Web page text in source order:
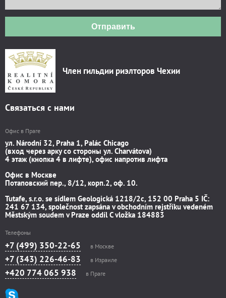
Отправить
Член гильдии риэлторов Чехии
Связаться с нами
Офис в Праге
ул. Národní 32, Praha 1, Palác Chicago
(вход через арку со стороны ул. Charvátova)
4 этаж (кнопка 4 в лифте), офис напротив лифта
Офис в Москве
Потаповский пер., 8/12, корп.2, оф. 10.
Tutafe, s.r.o. se sídlem Geologická 1218/2c, 152 00 Praha 5 IČ:
241 67 134, společnost zapsána v obchodním rejstříku vedeném
Městským soudem v Praze oddíl C vložka 184883
Телефоны
+7 (499) 350-22-65 в Москве
+7 (343) 226-46-83 в Израиле
+420 774 065 938 в Праге